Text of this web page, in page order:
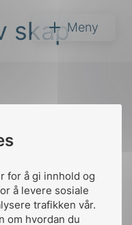
for å gi innhold og
å levere sosiale
trafikken vår.
om hvordan du
Meny
skap
Cookies